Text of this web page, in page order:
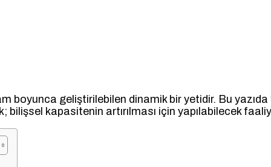
boyunca geliştirilebilen dinamik bir yetidir. Bu yazıda
kapasitenin artırılması için yapılabilecek